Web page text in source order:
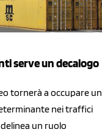
serve un decalogo
tornerà a occupare
nei traffici
delinea un ruolo